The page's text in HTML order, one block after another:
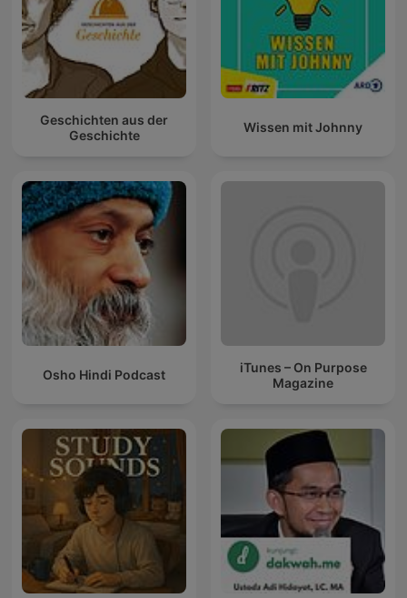
Geschichten aus der
Geschichte
Wissen mit Johnny
Osho Hindi Podcast
iTunes – On Purpose
Magazine